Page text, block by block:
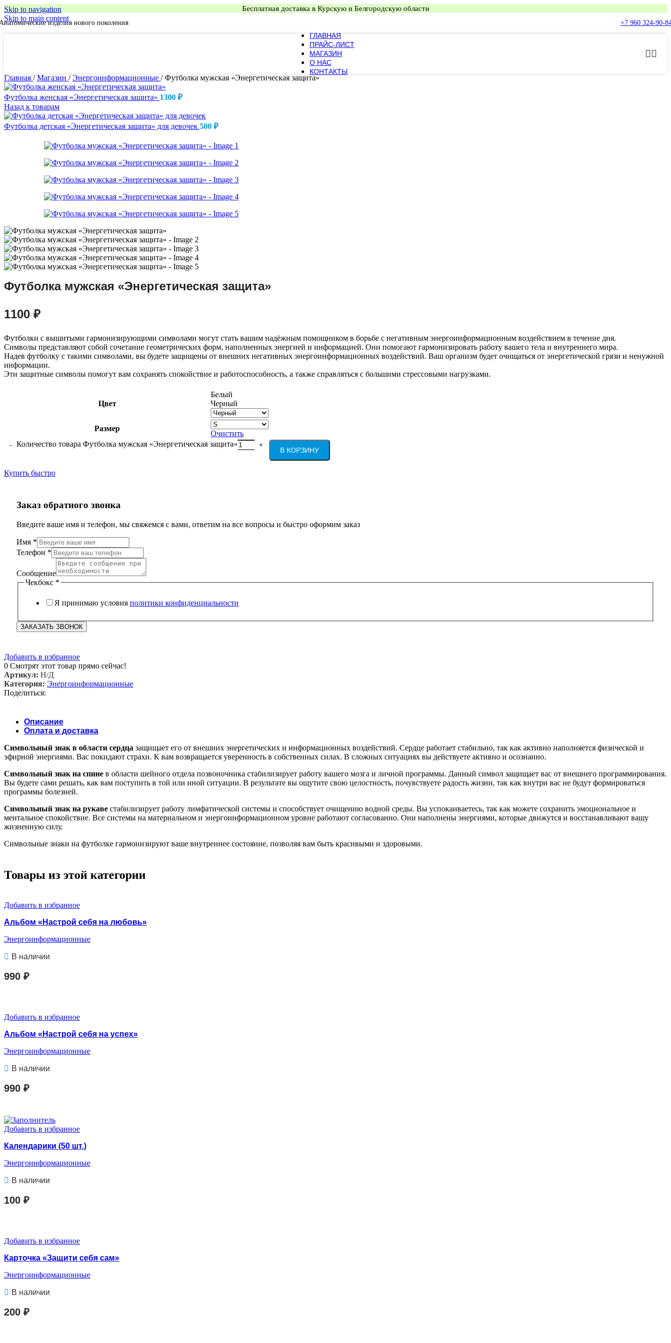
Skip to navigation
Skip to main content
Бесплатная доставка в Курскую и Белгородскую области
изделия нового поколения +7 960 324-90-
ГЛАВНАЯ
ПРАЙС-ЛИСТ
МАГАЗИН
О НАС
КОНТАКТЫ
Главная / Магазин / Энергоинформационные / Футболка мужская «Энергетическая защита»
Футболка женская «Энергетическая защита» 1300 ₽
Назад к товарам
Футболка детская «Энергетическая защита» для девочек 500 ₽
Футболка мужская «Энергетическая защита»
1100 ₽
Футболки с вышитыми гармонизирующими символами могут стать вашим надёжным помощником в борьбе с негативным энергоинформационным воздействием в течение дня.
Символы представляют собой сочетание геометрических форм, наполненных энергией и информацией. Они помогают гармонизировать работу вашего тела и внутреннего мира.
Надев футболку с такими символами, вы будете защищены от внешних негативных энергоинформационных воздействий. Ваш организм будет очищаться от энергетической грязи и ненужной
информации.
Эти защитные символы помогут вам сохранять спокойствие и работоспособность, а также справляться с большими стрессовыми нагрузками.
Цвет
Белый
Черный
Размер
Очистить
Количество товара Футболка мужская «Энергетическая защита»
В КОРЗИНУ
Купить быстро
Заказ обратного звонка
Введите ваше имя и телефон, мы свяжемся с вами, ответим на все вопросы и быстро оформим заказ
Телефон
Сообщение
Чекбокс
Имя *
Телефон *
Сообщение
Чекбокс *
Я принимаю условия политики конфиденциальности
ЗАКАЗАТЬ ЗВОНОК
Добавить в избранное
0 Смотрят этот товар прямо сейчас!
Артикул: Н/Д
Категория: Энергоинформационные
Поделиться:
Описание
Оплата и доставка
Символьный знак в области сердца защищает его от внешних энергетических и информационных воздействий. Сердце работает стабильно, так как активно наполняется физической и
эфирной энергиями. Вас покидают страхи. К вам возвращается уверенность в собственных силах. В сложных ситуациях вы действуете активно и осознанно.
Символьный знак на спине в области шейного отдела позвоночника стабилизирует работу вашего мозга и личной программы. Данный символ защищает вас от внешнего программирования.
Вы будете сами решать, как вам поступить в той или иной ситуации. В результате вы ощутите свою целостность, почувствуете радость жизни, так как внутри вас не будут формироваться
программы болезней.
Символьный знак на рукаве стабилизирует работу лимфатической системы и способствует очищению водной среды. Вы успокаиваетесь, так как можете сохранить эмоциональное и
ментальное спокойствие. Все системы на материальном и энергоинформационном уровне работают согласованно. Они наполнены энергиями, которые движутся и восстанавливают вашу
жизненную силу.
Символьные знаки на футболке гармонизируют ваше внутреннее состояние, позволяя вам быть красивыми и здоровыми.
Товары из этой категории
Добавить в избранное
Альбом «Настрой себя на любовь»
Энергоинформационные
В наличии
990 ₽
Добавить в избранное
Альбом «Настрой себя на успех»
Энергоинформационные
В наличии
990 ₽
Добавить в избранное
Календарики (50 шт.)
Энергоинформационные
В наличии
100 ₽
Добавить в избранное
Карточка «Защити себя сам»
Энергоинформационные
В наличии
200 ₽